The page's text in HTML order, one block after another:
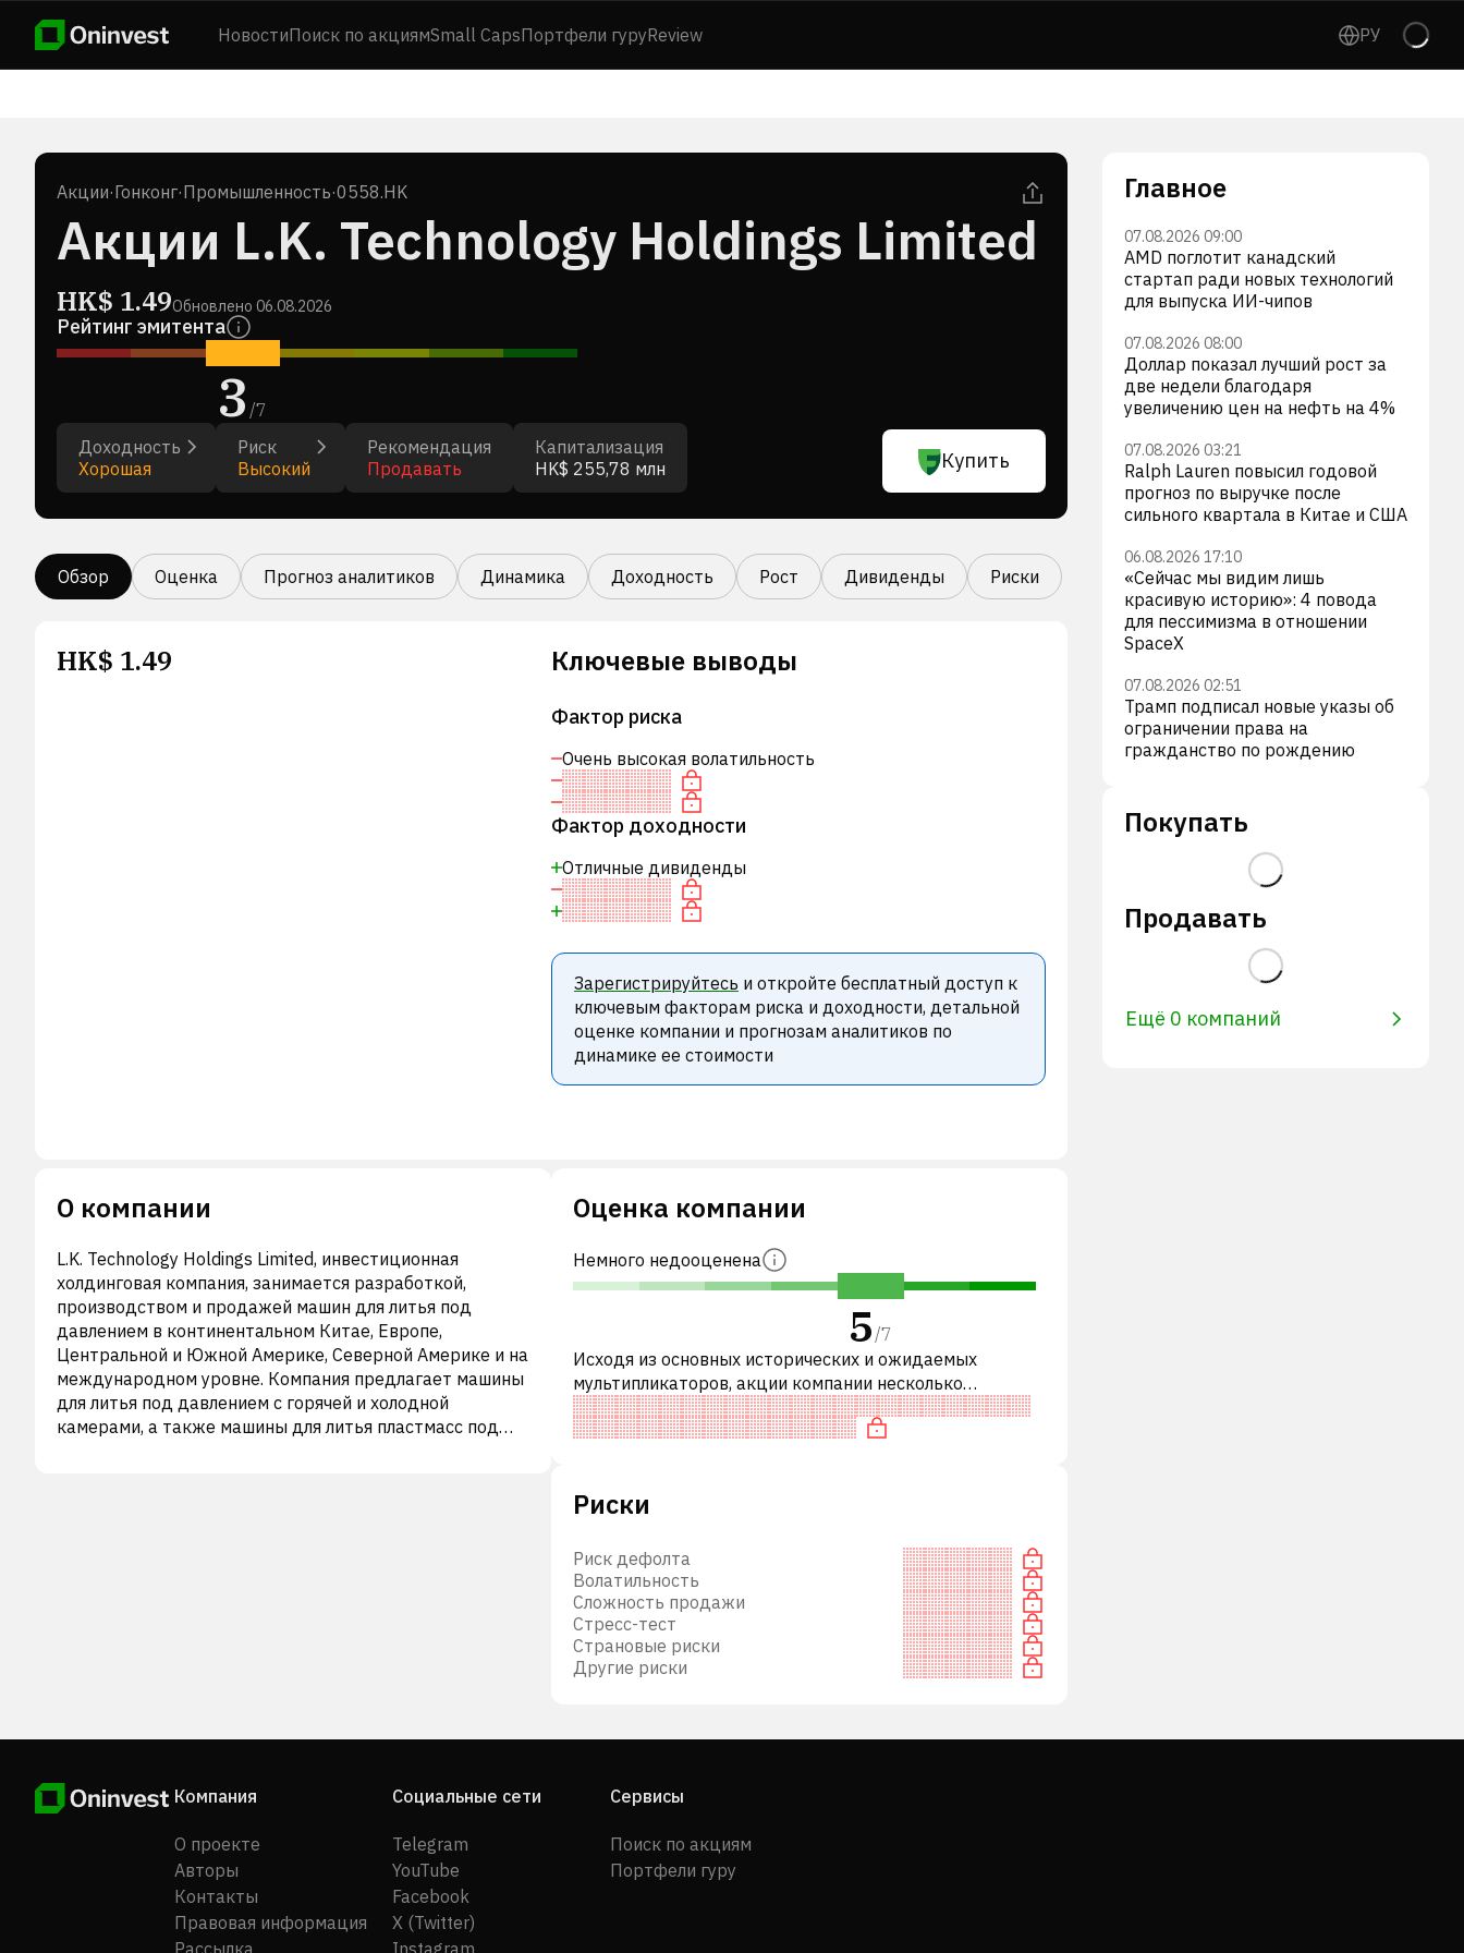
НовостиПоиск по акциямSmall CapsПортфели гуруReview РУ
Акции·Гонконг·Промышленность·0558.HK
Акции L.K. Technology Holdings Limited
HK$ 1.49Обновлено 06.08.2026
Рейтинг эмитента
3/7
Доходность
Хорошая
Риск
Высокий
Рекомендация
Продавать
Капитализация
HK$ 255,78 млн
Купить
Обзор Оценка Прогноз аналитиков Динамика Доходность Рост Дивиденды Риски
HK$ 1.49 Ключевые выводы
Фактор риска
Очень высокая волатильность
Фактор доходности
Отличные дивиденды
Зарегистрируйтесь и откройте бесплатный доступ к
ключевым факторам риска и доходности, детальной
оценке компании и прогнозам аналитиков по
динамике ее стоимости
О компании
L.K. Technology Holdings Limited, инвестиционная
холдинговая компания, занимается разработкой,
производством и продажей машин для литья под
давлением в континентальном Китае, Европе,
Центральной и Южной Америке, Северной Америке и на
международном уровне. Компания предлагает машины
для литья под давлением с горячей и холодной
камерами, а также машины для литья пластмасс под
Оценка компании
Немного недооценена
5/7
Исходя из основных исторических и ожидаемых
мультипликаторов, акции компании несколько
недооценены по сравнению с аналогичными
компаниями. В частности, акция справедливо
Риски
Риск дефолта
Волатильность
Сложность продажи
Стресс-тест
Страновые риски
Другие риски
Главное
07.08.2026 09:00
AMD поглотит канадский
стартап ради новых технологий
для выпуска ИИ-чипов
07.08.2026 08:00
Доллар показал лучший рост за
две недели благодаря
увеличению цен на нефть на 4%
07.08.2026 03:21
Ralph Lauren повысил годовой
прогноз по выручке после
сильного квартала в Китае и США
06.08.2026 17:10
«Сейчас мы видим лишь
красивую историю»: 4 повода
для пессимизма в отношении
SpaceX
07.08.2026 02:51
Трамп подписал новые указы об
ограничении права на
гражданство по рождению
Покупать
Продавать
Ещё 0 компаний
Компания
О проекте
Авторы
Контакты
Правовая информация
Рассылка
Социальные сети
Telegram
YouTube
Facebook
X (Twitter)
Instagram
Сервисы
Поиск по акциям
Портфели гуру